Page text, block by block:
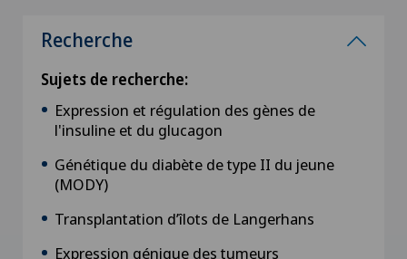
Recherche
Sujets de recherche:
Expression et régulation des gènes de
l'insuline et du glucagon
Génétique du diabète de type II du jeune
(MODY)
Transplantation d’îlots de Langerhans
Expression génique des tumeurs